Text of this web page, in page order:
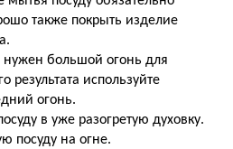
также покрыть изделие
нужен большой огонь для
результата используйте
огонь.
в уже разогретую духовку.
посуду на огне.